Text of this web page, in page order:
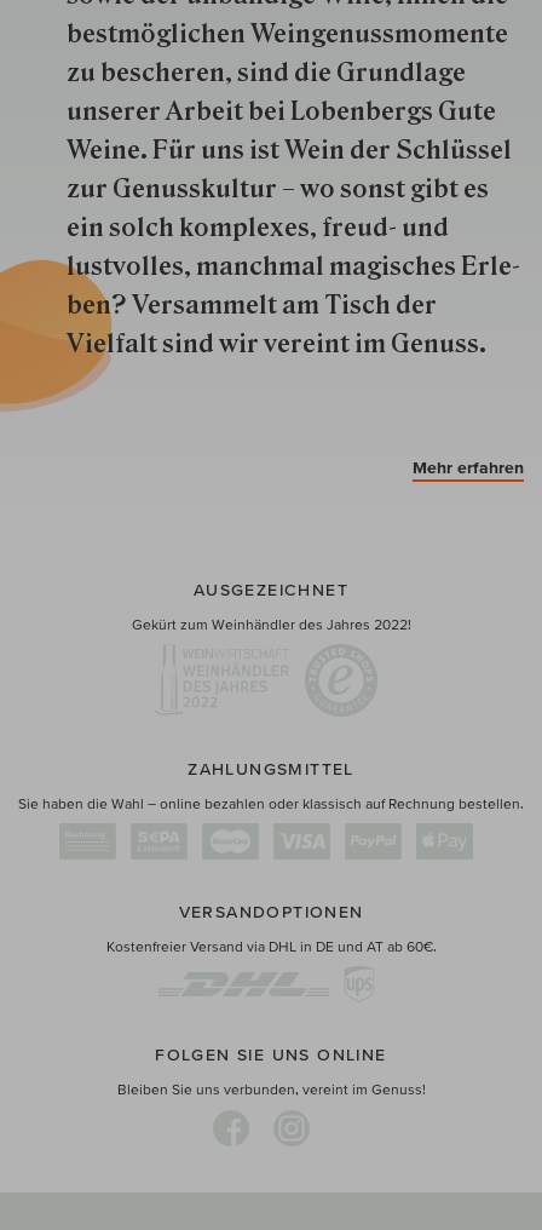
best­mög­lich­en Wein­genuss­momente
zu besche­ren, sind die Grund­lage
unserer Arbeit bei Lobenbergs Gute
Weine. Für uns ist Wein der Schlüs­sel
zur Genuss­kultur – wo sonst gibt es
ein solch kom­plexes, freud- und
lustvolles, manchmal ma­gisch­es Er­le­
ben? Versammelt am Tisch der
Vielfalt sind wir ver­eint im Genuss.
Mehr erfahren
AUSGEZEICHNET
Gekürt zum Weinhändler des Jahres 2022!
ZAHLUNGSMITTEL
Sie haben die Wahl – online bezahlen oder klassisch auf Rechnung bestellen.
VERSANDOPTIONEN
Kostenfreier Versand via DHL in DE und AT ab 60€.
FOLGEN SIE UNS ONLINE
Bleiben Sie uns verbunden, vereint im Genuss!